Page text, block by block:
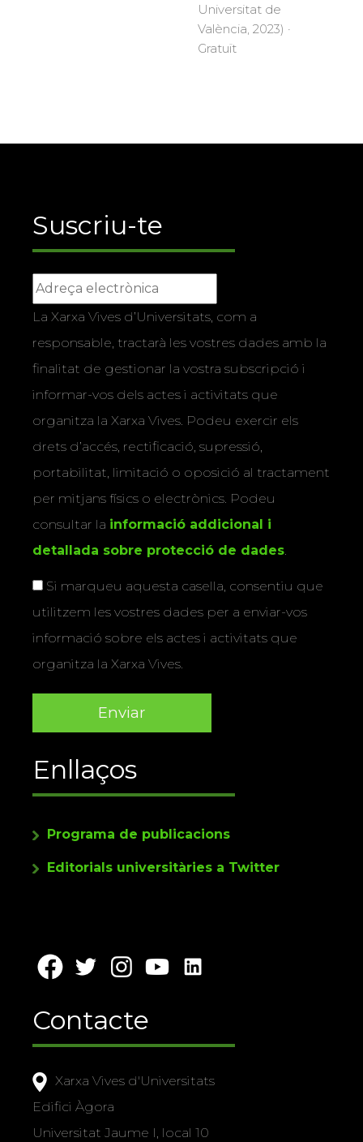
Universitat de
València, 2023) ·
Gratuït
Suscriu-te
La Xarxa Vives d’Universitats, com a
responsable, tractarà les vostres dades amb la
finalitat de gestionar la vostra subscripció i
informar-vos dels actes i activitats que
organitza la Xarxa Vives. Podeu exercir els
drets d’accés, rectificació, supressió,
portabilitat, limitació o oposició al tractament
per mitjans físics o electrònics. Podeu
consultar la informació addicional i
detallada sobre protecció de dades.
Si marqueu aquesta casella, consentiu que
utilitzem les vostres dades per a enviar-vos
informació sobre els actes i activitats que
organitza la Xarxa Vives.
Enllaços
Programa de publicacions
Editorials universitàries a Twitter
Contacte
Xarxa Vives d'Universitats
Edifici Àgora
Universitat Jaume I, local 10